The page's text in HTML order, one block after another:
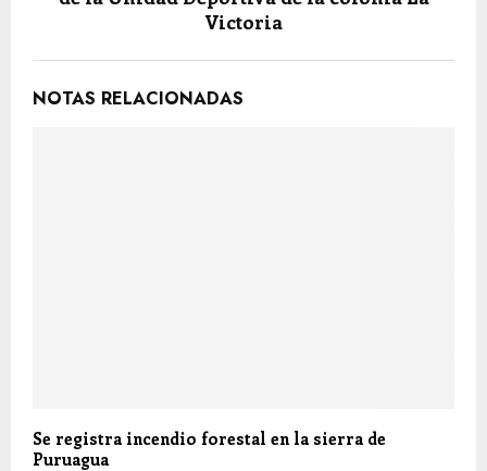
Victoria
NOTAS RELACIONADAS
Se registra incendio forestal en la sierra de
Puruagua